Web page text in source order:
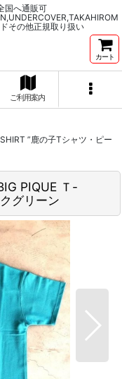
国へ通販可
その他正規取り扱い
カート
ご利用案内
”鹿の子Tシャツ・ピー
PIQUE Ｔ-
グリーン